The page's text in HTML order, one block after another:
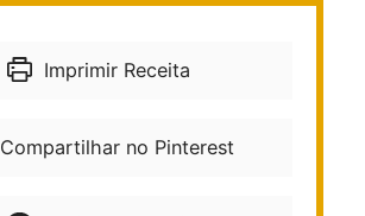
Imprimir Receita
Compartilhar no Pinterest